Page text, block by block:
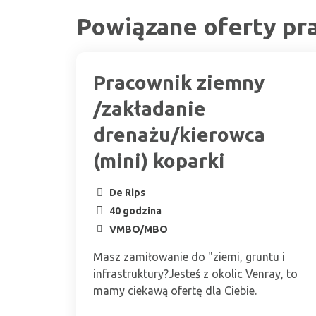
Powiązane oferty
Pracownik ziemny
/zakładanie
drenażu/kierowca
(mini) koparki
De Rips
40 godzina
VMBO/MBO
Masz zamiłowanie do "ziemi, gruntu i
infrastruktury?Jesteś z okolic Venray, to
mamy ciekawą ofertę dla Ciebie.